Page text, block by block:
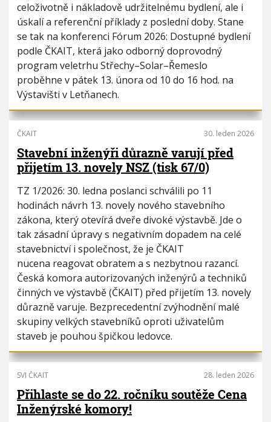
celoživotně i nákladově udržitelnému bydlení, ale i
úskalí a referenční příklady z poslední doby. Stane
se tak na konferenci Fórum 2026: Dostupné bydlení
podle ČKAIT, která jako odborný doprovodný
program veletrhu Střechy–Solar–Řemeslo
proběhne v pátek 13. února od 10 do 16 hod. na
Výstavišti v Letňanech.
ČKAIT 30. leden 2026
Stavební inženýři důrazně varují před
přijetím 13. novely NSZ (tisk 67/0)
TZ 1/2026: 30. ledna poslanci schválili po 11
hodinách návrh 13. novely nového stavebního
zákona, který otevírá dveře divoké výstavbě. Jde o
tak zásadní úpravy s negativním dopadem na celé
stavebnictví i společnost, že je ČKAIT
nucena reagovat obratem a s nezbytnou razancí.
Česká komora autorizovaných inženýrů a techniků
činných ve výstavbě (ČKAIT) před přijetím 13. novely
důrazně varuje. Bezprecedentní zvýhodnění malé
skupiny velkých stavebníků oproti uživatelům
staveb je pouhou špičkou ledovce.
SVI ČKAIT 28. leden 2026
Přihlaste se do 22. ročníku soutěže Cena
Inženýrské komory!